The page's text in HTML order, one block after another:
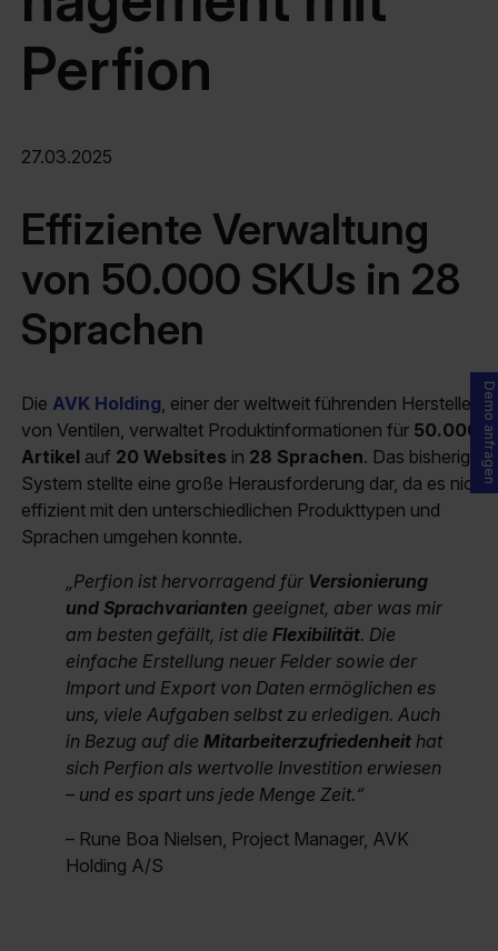
Perfion
27.03.2025
Effiziente Verwaltung
von 50.000 SKUs in 28
Sprachen
Die AVK Holding , einer der weltweit führenden Hersteller
von Ventilen, verwaltet Produktinformationen für 50.000
Artikel auf 20 Websites in 28 Sprachen. Das bisherige
System stellte eine große Herausforderung dar, da es nicht
effizient mit den unterschiedlichen Produkttypen und
Sprachen umgehen konnte.
„Perfion ist hervorragend für Versionierung
und Sprachvarianten geeignet, aber was mir
am besten gefällt, ist dieFlexibilität. Die
einfache Erstellung neuer Felder sowie der
Import und Export von Daten ermöglichen es
uns, viele Aufgaben selbst zu erledigen. Auch
in Bezug auf dieMitarbeiterzufriedenheit hat
sich Perfion als wertvolle Investition erwiesen
– und es spart uns jede Menge Zeit.“
– Rune Boa Nielsen, Project Manager, AVK
Holding A/S
Demo anfragen